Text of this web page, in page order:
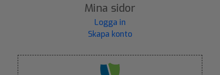
Mina sidor
Logga in
Skapa konto